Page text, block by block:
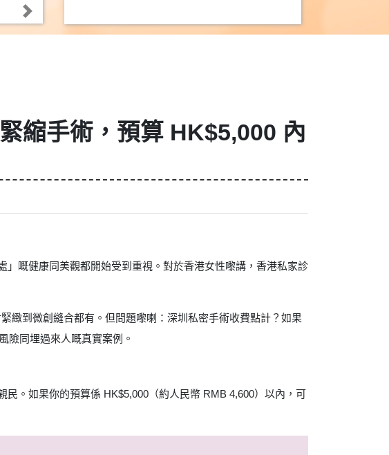
縮手術，預算 HK$5,000 內
嘅健康同美觀都開始受到重視。對於香港女性嚟講，香港私家診
緻到微創縫合都有。但問題嚟喇：深圳私密手術收費點計？如果
險同埋過來人嘅真實案例。
。如果你的預算係 HK$5,000（約人民幣 RMB 4,600）以內，可